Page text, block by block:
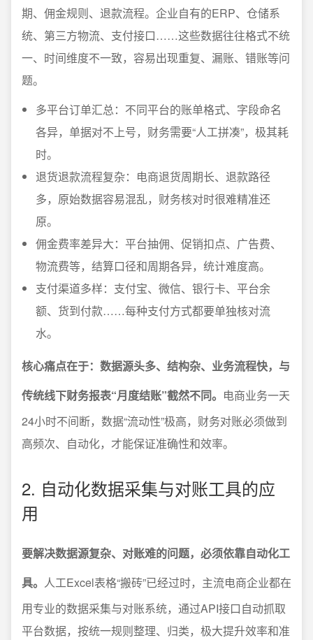
期、佣金规则、退款流程。企业自有的ERP、仓储系
统、第三方物流、支付接口……这些数据往往格式不统
一、时间维度不一致，容易出现重复、漏账、错账等问
题。
多平台订单汇总：不同平台的账单格式、字段命名
各异，单据对不上号，财务需要“人工拼凑”，极其耗
时。
退货退款流程复杂：电商退货周期长、退款路径
多，原始数据容易混乱，财务核对时很难精准还
原。
佣金费率差异大：平台抽佣、促销扣点、广告费、
物流费等，结算口径和周期各异，统计难度高。
支付渠道多样：支付宝、微信、银行卡、平台余
额、货到付款……每种支付方式都要单独核对流
水。
核心痛点在于：数据源头多、结构杂、业务流程快，与
传统线下财务报表“月度结账”截然不同。 电商业务一天
24小时不间断，数据“流动性”极高，财务对账必须做到
高频次、自动化，才能保证准确性和效率。
2. 自动化数据采集与对账工具的应
用
要解决数据源复杂、对账难的问题，必须依靠自动化工
具。 人工Excel表格“搬砖”已经过时，主流电商企业都在
用专业的数据采集与对账系统，通过API接口自动抓取
平台数据，按统一规则整理、归类，极大提升效率和准